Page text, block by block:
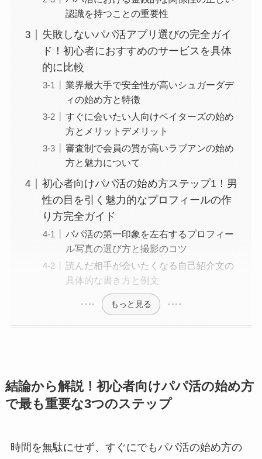
認識を持つことの重要性
失敗しないパパ活アプリ選びの完全ガイ
ド！初心者におすすめのサービスを具体
的に比較
業界最大手で安全性が高いシュガーダデ
ィの始め方と特徴
すぐに会いたい人向けペイターズの始め
方とメリットデメリット
審査制で会員の質が高いラブアンの始め
方と魅力について
初心者向けパパ活の始め方ステップ1！男
性の目を引く魅力的なプロフィールの作
り方完全ガイド
パパ活の第一印象を左右するプロフィー
ル写真の選び方と撮影のコツ
読んだ相手が会いたくなる自己紹介文の
具体的な書き方と例文
もっと見る
結論から解説！初心者向けパパ活の始め方
で最も重要な3つのステップ
時間を無駄にせず、すぐにでもパパ活の始め方の